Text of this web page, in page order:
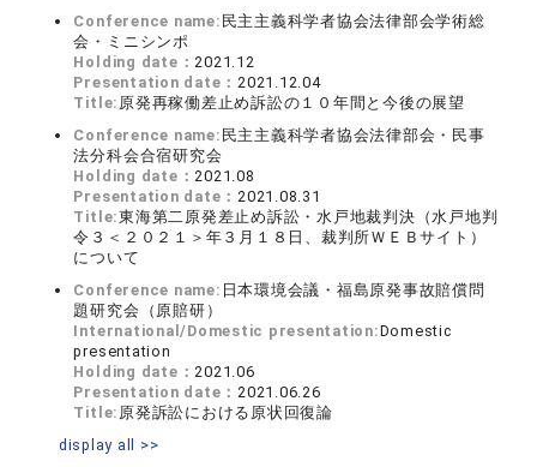
Conference name: 民主主義科学者協会法律部会学術総
会・ミニシンポ
Holding date：2021.12
Presentation date：2021.12.04
Title: 原発再稼働差止め訴訟の１０年間と今後の展望
Conference name: 民主主義科学者協会法律部会・民事
法分科会合宿研究会
Holding date：2021.08
Presentation date：2021.08.31
Title:東海第二原発差止め訴訟・水戸地裁判決（水戸地判
令３＜２０２１＞年３月１８日、裁判所ＷＥＢサイト）
について
Conference name: 日本環境会議・福島原発事故賠償問
題研究会（原賠研）
International/Domestic presentation:Domestic
presentation
Holding date：2021.06
Presentation date：2021.06.26
Title: 原発訴訟における原状回復論
display all >>